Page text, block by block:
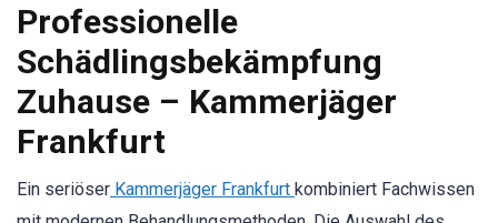
Professionelle
Schädlingsbekämpfung
Zuhause – Kammerjäger
Frankfurt
Ein seriöser Kammerjäger Frankfurt kombiniert Fachwissen